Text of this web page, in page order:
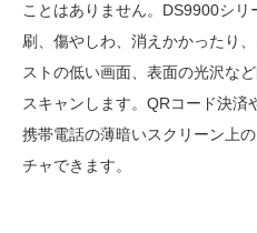
ことはありません。DS9900シ
刷、傷やしわ、消えかかったり
ストの低い画面、表面の光沢な
スキャンします。QRコード決済
携帯電話の薄暗いスクリーン上
チャできます。